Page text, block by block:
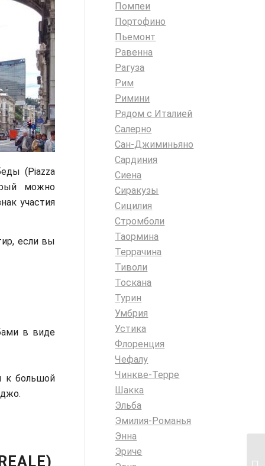
(Piazza
можно
участия
если вы
в виде
к большой
Помпеи
Портофино
Пьемонт
Равенна
Рагуза
Рим
Римини
Рядом с Италией
Салерно
Сан-Джиминьяно
Сардиния
Сиена
Сиракузы
Сицилия
Стромболи
Таормина
Террачина
Тиволи
Тоскана
Турин
Умбрия
Устика
Флоренция
Чефалу
Чинкве-Терре
Шакка
Эльба
Эмилия-Романья
Энна
Эриче